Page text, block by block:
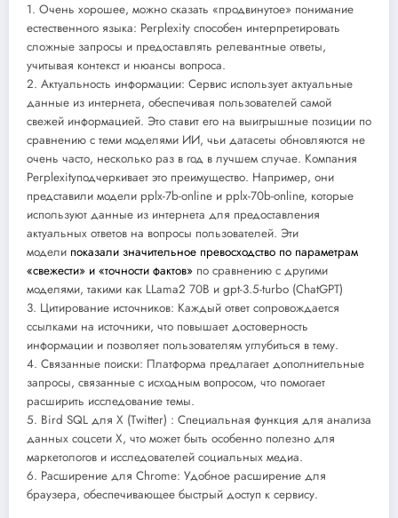
1. Очень хорошее, можно сказать «продвинутое» понимание
естественного языка: Perplexity способен интерпретировать
сложные запросы и предоставлять релевантные ответы,
учитывая контекст и нюансы вопроса.
2. Актуальность информации: Сервис использует актуальные
данные из интернета, обеспечивая пользователей самой
свежей информацией. Это ставит его на выигрышные позиции по
сравнению с теми моделями ИИ, чьи датасеты обновляются не
очень часто, несколько раз в год в лучшем случае. Компания
Perplexityподчеркивает это преимущество. Например, они
представили модели pplx-7b-online и pplx-70b-online, которые
используют данные из интернета для предоставления
актуальных ответов на вопросы пользователей. Эти
модели показали значительное превосходство по параметрам
«свежести» и «точности фактов» по сравнению с другими
моделями, такими как LLama2 70B и gpt-3.5-turbo (ChatGPT)
3. Цитирование источников: Каждый ответ сопровождается
ссылками на источники, что повышает достоверность
информации и позволяет пользователям углубиться в тему.
4. Связанные поиски: Платформа предлагает дополнительные
запросы, связанные с исходным вопросом, что помогает
расширить исследование темы.
5. Bird SQL для X (Twitter) : Специальная функция для анализа
данных соцсети X, что может быть особенно полезно для
маркетологов и исследователей социальных медиа.
6. Расширение для Chrome: Удобное расширение для
браузера, обеспечивающее быстрый доступ к сервису.